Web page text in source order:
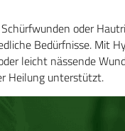
oder
Bedürfnisse. Mit
leicht nässende
Heilung unterstützt.